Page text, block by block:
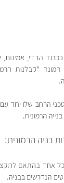
הרמונית.
בניה הרמונית:
הנדרשים בבניה.